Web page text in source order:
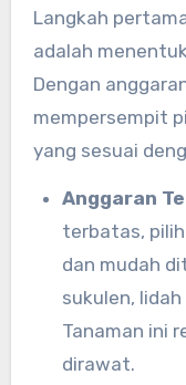
Langkah
adalah
Dengan
mempersempit
yang sesuai
Anggaran
terbatas,
dan mudah
sukulen,
Tanaman ini
dirawat.